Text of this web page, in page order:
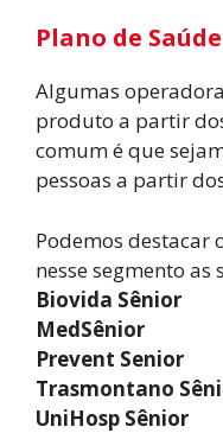
Plano de
Algumas
produto a partir
comum é que
pessoas a partir
Podemos destacar
nesse segmento as
Biovida Sênior
MedSênior
Prevent Senior
Trasmontano
UniHosp Sênior